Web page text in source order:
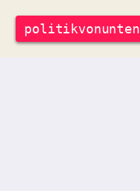
politikvonunten